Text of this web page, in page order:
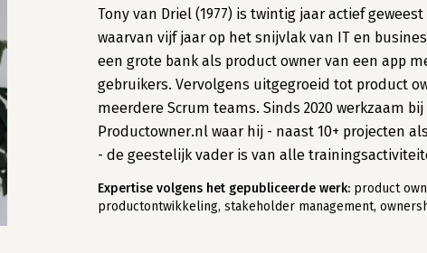
Tony van Driel (1977) is twintig jaar actief geweest
waarvan vijf jaar op het snijvlak van IT en
een grote bank als product owner van een app
gebruikers. Vervolgens uitgegroeid tot product
meerdere Scrum teams. Sinds 2020 werkzaam bij
Productowner.nl waar hij - naast 10+ projecten
- de geestelijk vader is van alle
Expertise volgens het gepubliceerde werk: product
productontwikkeling, stakeholder management,